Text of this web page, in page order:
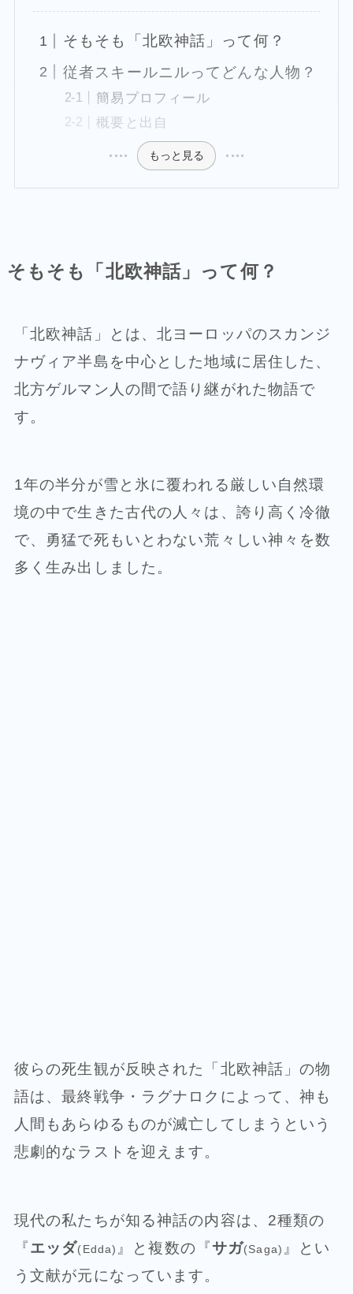
そもそも「北欧神話」って何？
従者スキールニルってどんな人物？
簡易プロフィール
概要と出自
もっと見る
そもそも「北欧神話」って何？
「北欧神話」とは、北ヨーロッパのスカンジ
ナヴィア半島を中心とした地域に居住した、
北方ゲルマン人の間で語り継がれた物語で
す。
1年の半分が雪と氷に覆われる厳しい自然環
境の中で生きた古代の人々は、誇り高く冷徹
で、勇猛で死もいとわない荒々しい神々を数
多く生み出しました。
彼らの死生観が反映された「北欧神話」の物
語は、最終戦争・ラグナロクによって、神も
人間もあらゆるものが滅亡してしまうという
悲劇的なラストを迎えます。
現代の私たちが知る神話の内容は、2種類の
『エッダ(Edda) 』と複数の『サガ(Saga) 』とい
う文献が元になっています。